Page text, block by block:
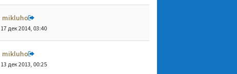
mikluho
17 дек 2014, 03:40
mikluho
13 дек 2013, 00:25